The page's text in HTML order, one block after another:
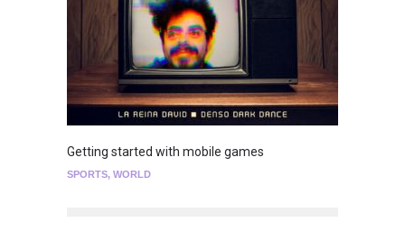
Getting started with mobile games
SPORTS, WORLD